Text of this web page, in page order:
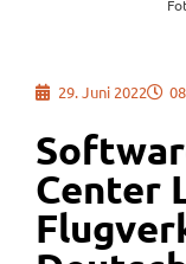
29. Juni 2022
Center